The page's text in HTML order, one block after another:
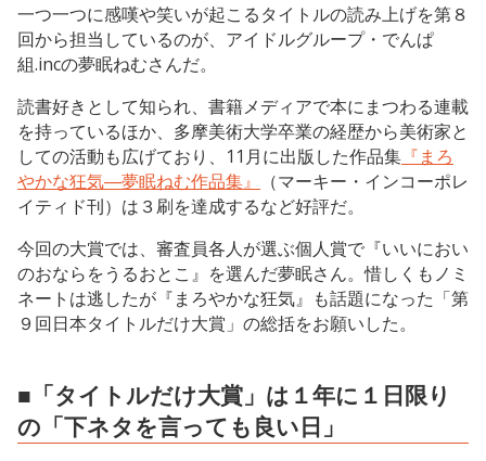
一つ一つに感嘆や笑いが起こるタイトルの読み上げを第８
回から担当しているのが、アイドルグループ・でんぱ
組.incの夢眠ねむさんだ。
読書好きとして知られ、書籍メディアで本にまつわる連載
を持っているほか、多摩美術大学卒業の経歴から美術家と
しての活動も広げており、11月に出版した作品集 『まろ
やかな狂気―夢眠ねむ作品集』
（マーキー・インコーポレ
イティド刊）は３刷を達成するなど好評だ。
今回の大賞では、審査員各人が選ぶ個人賞で『いいにおい
のおならをうるおとこ』を選んだ夢眠さん。惜しくもノミ
ネートは逃したが『まろやかな狂気』も話題になった「第
９回日本タイトルだけ大賞」の総括をお願いした。
■「タイトルだけ大賞」は１年に１日限り
の「下ネタを言っても良い日」